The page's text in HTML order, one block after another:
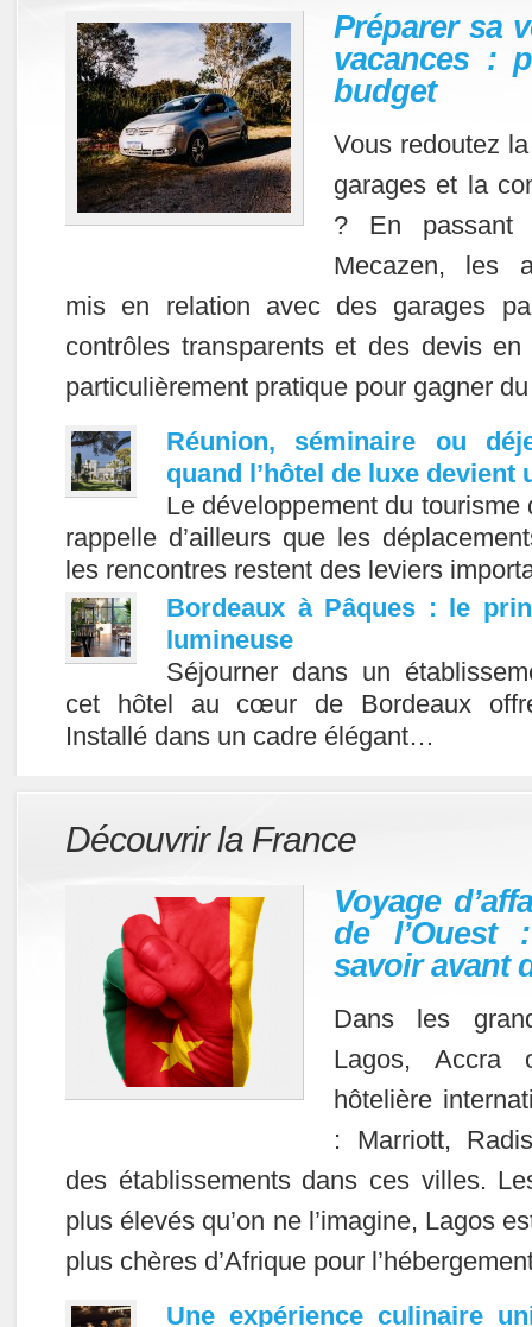
Préparer sa
vacances :
budget
Vous redoutez
garages et la
? En passant
Mecazen, les
mis en relation avec des garages
contrôles transparents et des devis
particulièrement pratique pour gagner
Réunion, séminaire ou
quand l’hôtel de luxe devient
Le développement du tourisme
rappelle d’ailleurs que les
les rencontres restent des leviers
Bordeaux à Pâques : le
lumineuse
Séjourner dans un
cet hôtel au cœur de Bordeaux
Installé dans un cadre élégant…
Découvrir la France
Voyage
de l’Ouest
savoir avant
Dans les
Lagos, Accra
hôtelière
: Marriott,
des établissements dans ces villes.
plus élevés qu’on ne l’imagine, Lagos
plus chères d’Afrique pour
Une expérience culinaire